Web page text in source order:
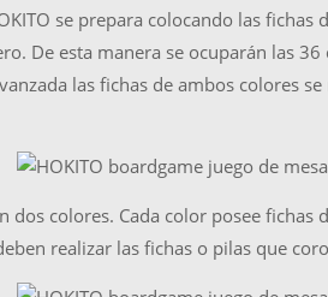
se prepara colocando las fichas
De esta manera se ocuparán las
las fichas de ambos colores
dos colores. Cada color posee fichas
realizar las fichas o pilas que